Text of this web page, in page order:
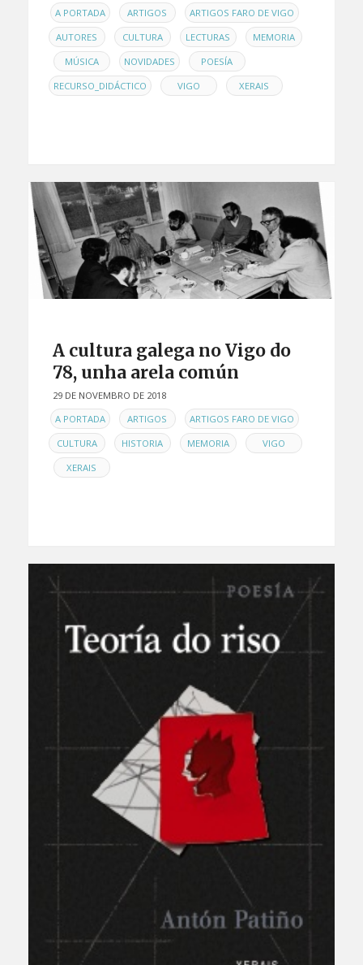
ENA PORTADA , ARTIGOS , ARTIGOS FARO DE VIGO ,
AUTORES , CULTURA , LECTURAS ,
MEMORIA
MÚSICA , NOVIDADES , POESÍA ,
RECURSO_DIDÁCTICO , VIGO , XERAIS
A cultura galega no Vigo do
78, unha arela común
29 DE NOVEMBRO DE 2018
ENA PORTADA , ARTIGOS , ARTIGOS FARO DE VIGO ,
CULTURA , HISTORIA , MEMORIA ,
VIGO
XERAIS